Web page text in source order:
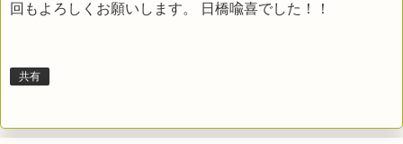
回もよろしくお願いします。 日橋喩喜でした！！
共有